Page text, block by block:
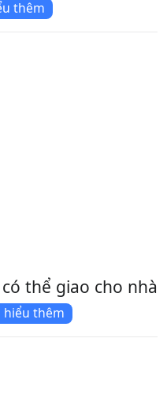
thêm
thể giao cho nhà
hiểu thêm